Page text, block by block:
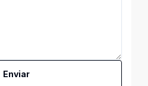
Enviar